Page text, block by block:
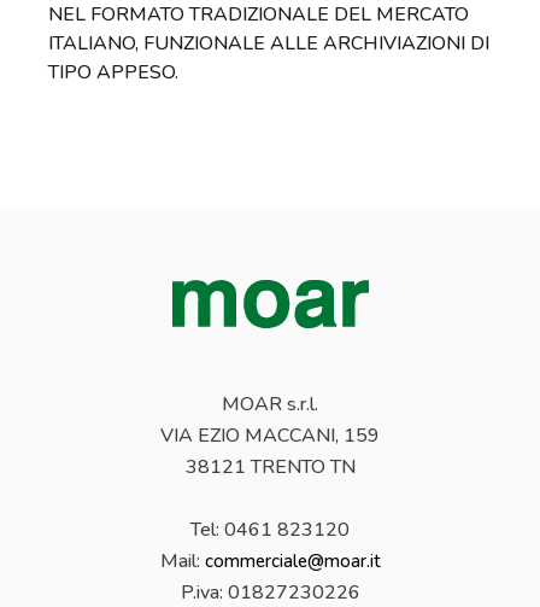
NEL FORMATO TRADIZIONALE DEL MERCATO
ITALIANO, FUNZIONALE ALLE ARCHIVIAZIONI DI
TIPO APPESO.
MOAR s.r.l.
VIA EZIO MACCANI, 159
38121 TRENTO TN
Tel: 0461 823120
Mail: commerciale@moar.it
P.iva: 01827230226